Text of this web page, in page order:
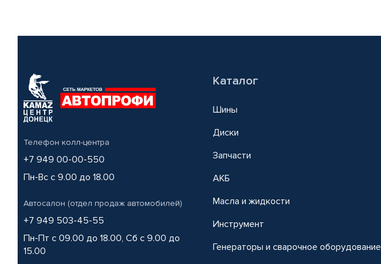
Телефон колл-центра
+7 949 00-00-550
Пн-Вс с 9.00 до 18.00
Автосалон (отдел продаж автомобилей)
+7 949 503-45-55
Пн-Пт с 09.00 до 18.00, Сб с 9.00 до
15.00
Каталог
Шины
Диски
Запчасти
АКБ
Масла и жидкости
Инструмент
Генераторы и сварочное оборудование